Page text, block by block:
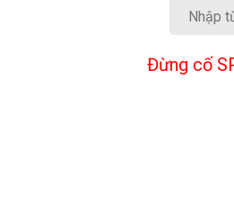
Đừng cố